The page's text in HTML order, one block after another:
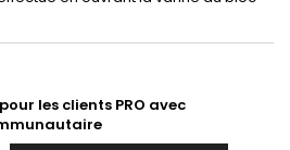
les clients PRO avec